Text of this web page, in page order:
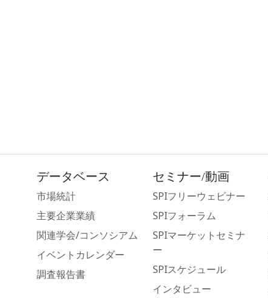
データベース
市場統計
主要企業業績
関連学会/コンソシアム
イベントカレンダー
調査報告書
セミナー/動画
SPIフリーウェビナー
SPIフォーラム
SPIマーケットセミナ
ー
SPIスケジュール
インタビュー